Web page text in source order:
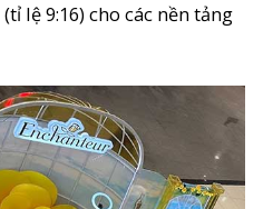
lệ 9:16) cho các nền tảng